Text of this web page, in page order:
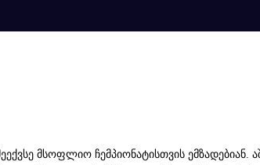
მსოფლიო ჩემპიონატისთვის